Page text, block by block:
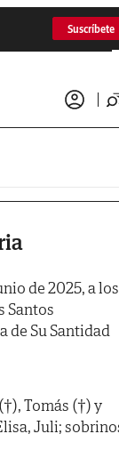
Suscríbete
de 2025, a los
Santos
de Su Santidad
Tomás (†) y
Juli;